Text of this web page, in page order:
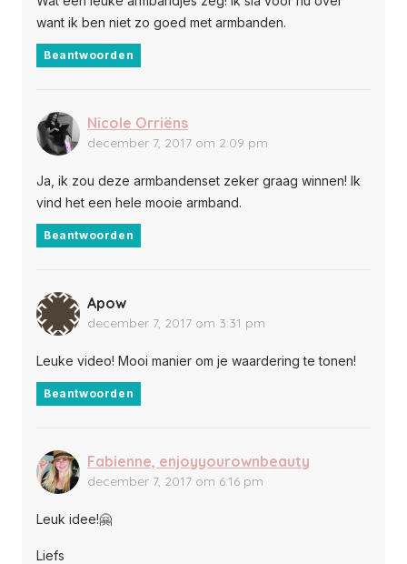
want ik ben niet zo goed met armbanden.
Beantwoorden
Nicole Orriëns
december 7, 2017 om 2:09 pm
Ja, ik zou deze armbandenset zeker graag winnen! Ik
vind het een hele mooie armband.
Beantwoorden
Apow
december 7, 2017 om 3:31 pm
Leuke video! Mooi manier om je waardering te tonen!
Beantwoorden
Fabienne, enjoyyourownbeauty
december 7, 2017 om 6:16 pm
Leuk idee!🤗
Liefs